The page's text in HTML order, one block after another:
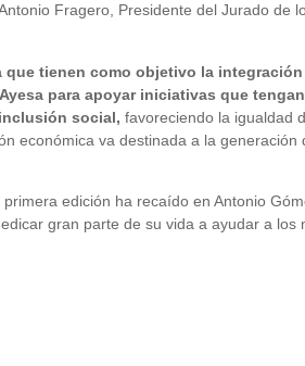
Fragero, Presidente del Jurado de
que tienen como objetivo la
para apoyar iniciativas que
social, favoreciendo la igualdad
económica va destinada a la generación
edición ha recaído en Antonio
gran parte de su vida a ayudar a los